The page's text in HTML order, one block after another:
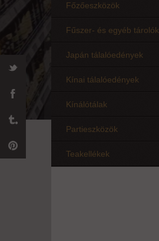
Főzőeszközök
Fűszer- és egyéb tárolók
Japán tálalóedények
Kínai tálalóedények
Kínálótálak
Partieszközök
Teakellékek